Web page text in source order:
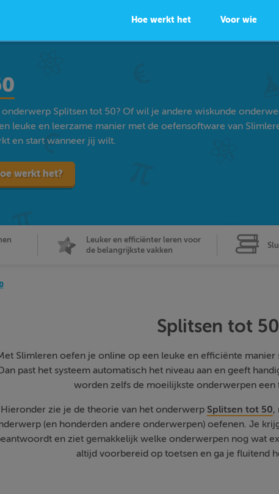
Hoe werkt het Voor wie
Splitsen tot 50? Of wil je andere wiskunde
leuke en leerzame manier met de oefensoftware van
en start wanneer jij wilt.
werkt het?
Leuker en efficiënter leren voor
de belangrijkste vakken
Splitsen tot 50
Slimleren oefen je online op een leuke en efficiënte manier
past het systeem automatisch het niveau aan en geeft
worden zelfs de moeilijkste onderwerpen een
Hieronder zie je de theorie van het onderwerp Splitsen tot 50,
(en honderden andere onderwerpen) oefenen. Je
en ziet gemakkelijk welke onderwerpen nog wat
altijd voorbereid op toetsen en ga je fluitend